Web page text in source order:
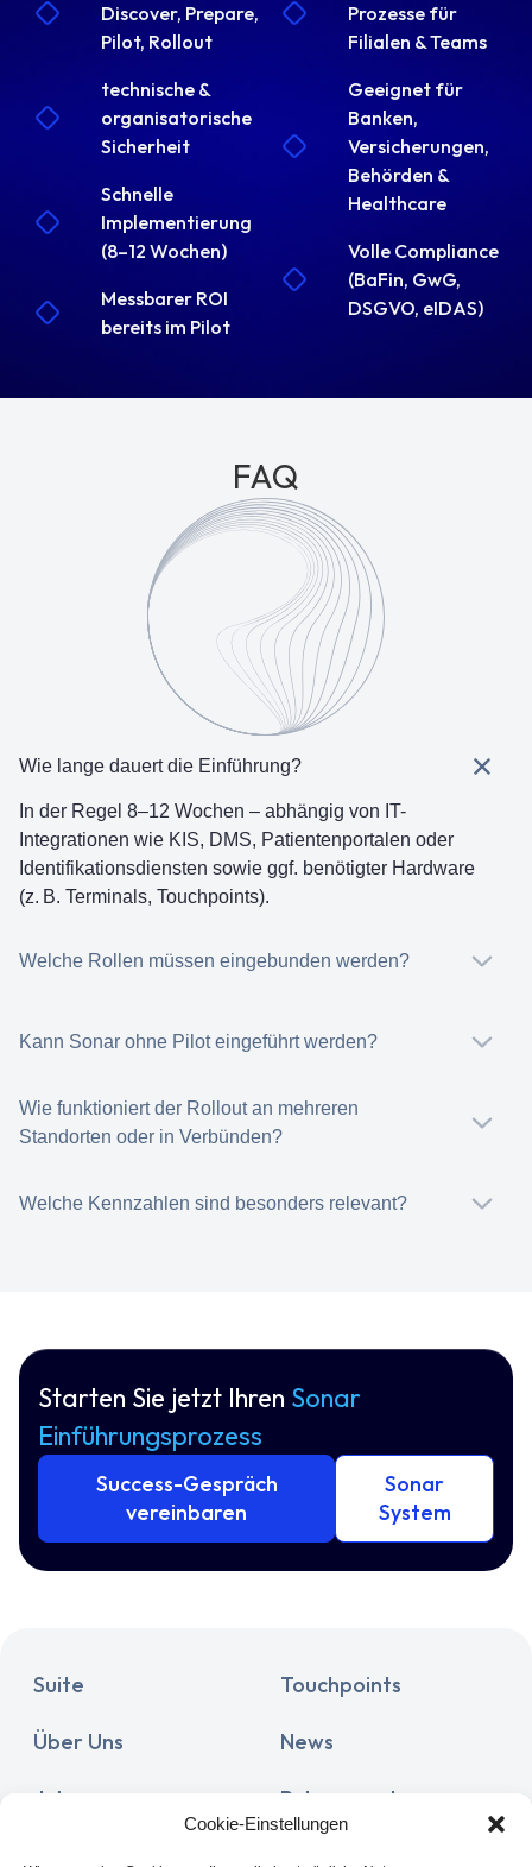
Cookie-Einstellungen
Discover, Prepare,
Pilot, Rollout
technische &
organisatorische
Sicherheit
Schnelle
Implementierung
(8–12 Wochen)
Messbarer ROI
bereits im Pilot
Prozesse für
Filialen & Teams
Geeignet für
Banken,
Versicherungen,
Behörden &
Healthcare
Volle Compliance
(BaFin, GwG,
DSGVO, eIDAS)
FAQ
Wie lange dauert die Einführung?
In der Regel 8–12 Wochen – abhängig von IT-
Integrationen wie KIS, DMS, Patientenportalen oder
Identifikationsdiensten sowie ggf. benötigter Hardware
(z. B. Terminals, Touchpoints).
Welche Rollen müssen eingebunden werden?
Kann Sonar ohne Pilot eingeführt werden?
Wie funktioniert der Rollout an mehreren
Standorten oder in Verbünden?
Welche Kennzahlen sind besonders relevant?
Starten Sie jetzt Ihren Sonar
Einführungsprozess
Success-Gespräch
vereinbaren
Sonar
System
Suite Touchpoints
Über Uns News
Jobs Release notes